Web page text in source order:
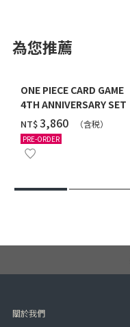
為您推薦
ONE PIECE CARD GAME
4TH ANNIVERSARY SET
NT$‌3,860 （含税）
PRE-ORDER
關於我們